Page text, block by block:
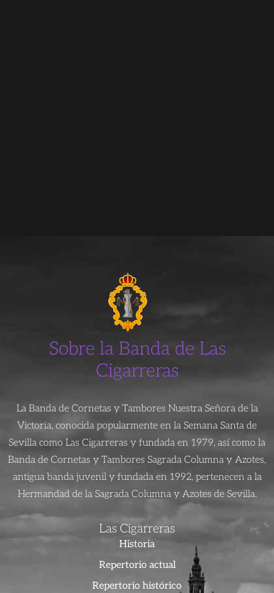
Sobre la Banda de Las
Cigarreras
La Banda de Cornetas y Tambores Nuestra Señora de la
Victoria, conocida popularmente en la Semana Santa de
Sevilla como Las Cigarreras y fundada en 1979, así como la
Banda de Cornetas y Tambores Sagrada Columna y Azotes,
antigua banda juvenil y fundada en 1992, pertenecen a la
Hermandad de la Sagrada Columna y Azotes de Sevilla.
Las Cigarreras
Historia
Repertorio actual
Repertorio histórico